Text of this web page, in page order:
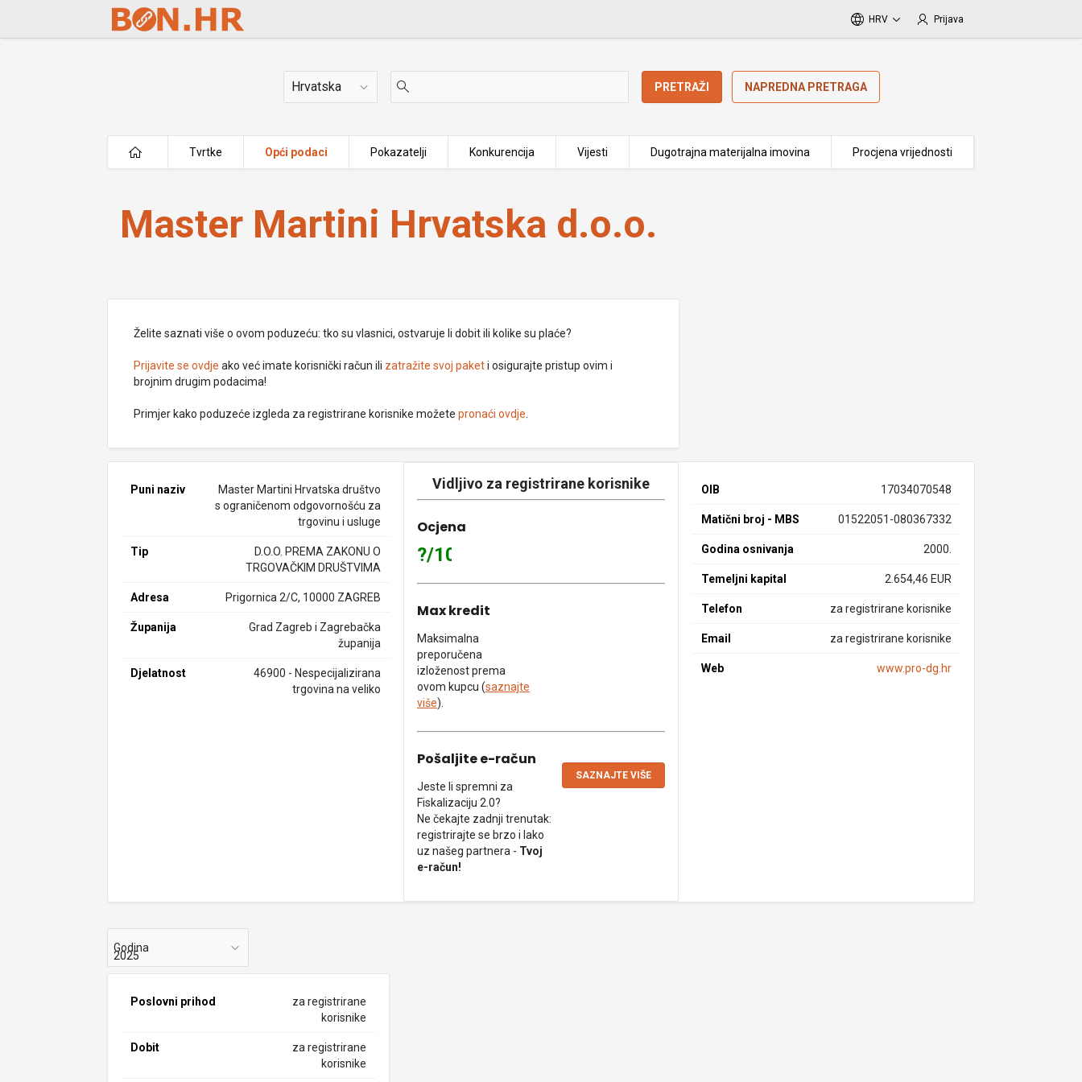
Skip to Main Content
HRV Prijava
Država PRETRAŽI NAPREDNA PRETRAGA
Tvrtke Opći podaci Pokazatelji Konkurencija Vijesti Dugotrajna materijalna imovina Procjena vrijednosti
Master Martini Hrvatska d.o.o.
Master Martini Hrvatska d.o.o.
Želite saznati više o ovom poduzeću: tko su vlasnici, ostvaruje li dobit ili kolike su plaće?
Prijavite se ovdje ako već imate korisnički račun ili zatražite svoj paketi osigurajte pristup ovim i
brojnim drugim podacima!
Primjer kako poduzeće izgleda za registrirane korisnike možetepronaći ovdje
Puni naziv
Master Martini Hrvatska društvo
s ograničenom odgovornošću za
trgovinu i usluge
Tip
D.O.O. PREMA ZAKONU O
TRGOVAČKIM DRUŠTVIMA
Adresa Prigornica 2/C, 10000 ZAGREB
Županija
Grad Zagreb i Zagrebačka
županija
Djelatnost
46900 - Nespecijalizirana
trgovina na veliko
Vidljivo za registrirane korisnike
Ocjena
?/10
Max kredit
Maksimalna
preporučena
izloženost prema
ovom kupcu (saznajte
više).
Pošaljite e-račun
Jeste li spremni za
Fiskalizaciju 2.0?
Ne čekajte zadnji trenutak:
registrirajte se brzo i lako
uz našeg partnera - Tvoj
e-račun!
SAZNAJTE VIŠE
OIB 17034070548
Matični broj - MBS 01522051-080367332
Godina osnivanja 2000.
Temeljni kapital 2.654,46 EUR
Telefon za registrirane korisnike
Email za registrirane korisnike
Web www.pro-dg.hr
Godina
Poslovni prihod
za registrirane
korisnike
Dobit
za registrirane
korisnike